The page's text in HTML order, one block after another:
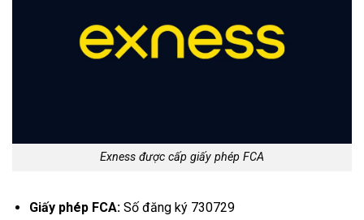
Exness được cấp giấy phép FCA
Giấy phép FCA:Số đăng ký 730729